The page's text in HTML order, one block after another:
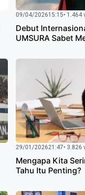
09/04/202615:15• 1.464
Debut
UMSURA Sabet
29/01/202621:47• 3.826
Mengapa Kita
Tahu Itu Penting?